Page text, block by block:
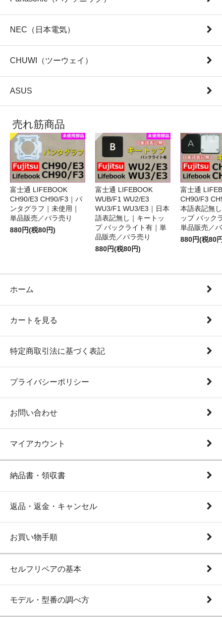
NEC（日本電気）
CHUWI（ツーウェイ）
ASUS
売れ筋商品
富士通 LIFEBOOK
CH90/E3 CH90/F3｜パ
ンタグラフ｜未使用｜
単品販売／バラ売り
880円(税80円)
富士通 LIFEBOOK
WUB/F1 WU2/E3
WU3/F1 WU3/E3｜日本
語表記無し｜キートッ
プ バックライト有｜単
品販売／バラ売り
880円(税80円)
富士通
CH90/F3
本語表記無
ップ バック
単品販売／
880円(税80
ホーム
カートを見る
特定商取引法に基づく表記
プライバシーポリシー
お問い合わせ
マイアカウント
納品書・領収書
返品・返金・キャンセル
お買い物手順
セルフリペアの基本
モデル・型番の調べ方